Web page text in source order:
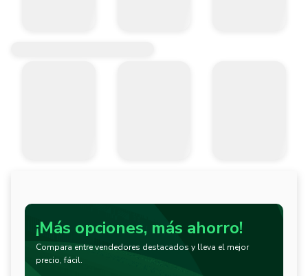
¡Más opciones, más ahorro!
Compara entre vendedores destacados y lleva el mejor
precio, fácil.